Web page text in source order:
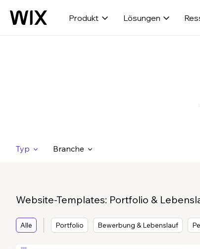
Produkt Lösungen
Typ Branche
Website-Templates: Portfolio &
Alle Portfolio Bewerbung & Lebenslauf